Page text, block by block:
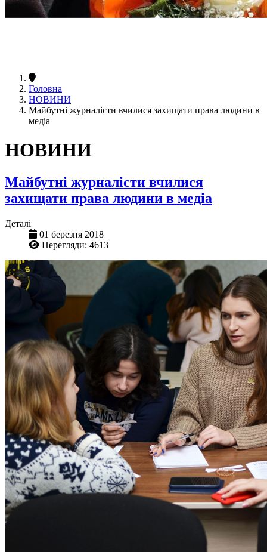
Головна
НОВИНИ
Майбутні журналісти вчилися захищати права людини в
медіа
НОВИНИ
Майбутні журналісти вчилися
захищати права людини в медіа
Деталі
01 березня 2018
Перегляди: 4613